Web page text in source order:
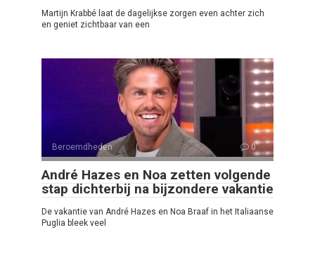
Martijn Krabbé laat de dagelijkse zorgen even achter zich
en geniet zichtbaar van een
Beroemdheden 0
André Hazes en Noa zetten volgende
stap dichterbij na bijzondere vakantie
De vakantie van André Hazes en Noa Braaf in het Italiaanse
Puglia bleek veel